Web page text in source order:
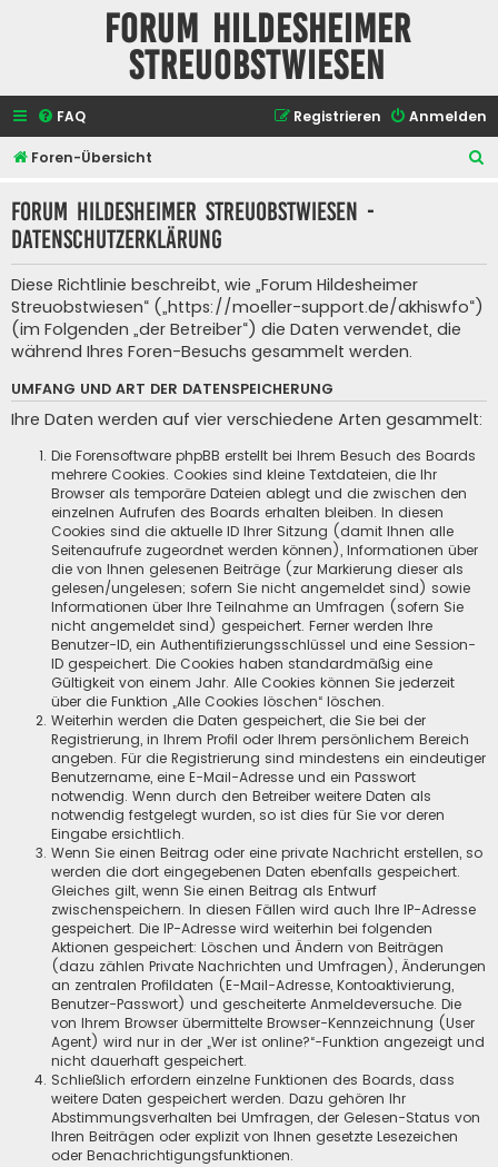
Forum Hildesheimer
Streuobstwiesen
FAQ Anmelden
Registrieren
Foren-Übersicht
Forum Hildesheimer Streuobstwiesen -
Datenschutzerklärung
Diese Richtlinie beschreibt, wie „Forum Hildesheimer
Streuobstwiesen“ („https://moeller-support.de/akhiswfo“)
(im Folgenden „der Betreiber“) die Daten verwendet, die
während Ihres Foren-Besuchs gesammelt werden.
UMFANG UND ART DER DATENSPEICHERUNG
Ihre Daten werden auf vier verschiedene Arten gesammelt:
Die Forensoftware phpBB erstellt bei Ihrem Besuch des Boards
mehrere Cookies. Cookies sind kleine Textdateien, die Ihr
Browser als temporäre Dateien ablegt und die zwischen den
einzelnen Aufrufen des Boards erhalten bleiben. In diesen
Cookies sind die aktuelle ID Ihrer Sitzung (damit Ihnen alle
Seitenaufrufe zugeordnet werden können), Informationen über
die von Ihnen gelesenen Beiträge (zur Markierung dieser als
gelesen/ungelesen; sofern Sie nicht angemeldet sind) sowie
Informationen über Ihre Teilnahme an Umfragen (sofern Sie
nicht angemeldet sind) gespeichert. Ferner werden Ihre
Benutzer-ID, ein Authentifizierungsschlüssel und eine Session-
ID gespeichert. Die Cookies haben standardmäßig eine
Gültigkeit von einem Jahr. Alle Cookies können Sie jederzeit
über die Funktion „Alle Cookies löschen“ löschen.
Weiterhin werden die Daten gespeichert, die Sie bei der
Registrierung, in Ihrem Profil oder Ihrem persönlichem Bereich
angeben. Für die Registrierung sind mindestens ein eindeutiger
Benutzername, eine E-Mail-Adresse und ein Passwort
notwendig. Wenn durch den Betreiber weitere Daten als
notwendig festgelegt wurden, so ist dies für Sie vor deren
Eingabe ersichtlich.
Wenn Sie einen Beitrag oder eine private Nachricht erstellen, so
werden die dort eingegebenen Daten ebenfalls gespeichert.
Gleiches gilt, wenn Sie einen Beitrag als Entwurf
zwischenspeichern. In diesen Fällen wird auch Ihre IP-Adresse
gespeichert. Die IP-Adresse wird weiterhin bei folgenden
Aktionen gespeichert: Löschen und Ändern von Beiträgen
(dazu zählen Private Nachrichten und Umfragen), Änderungen
an zentralen Profildaten (E-Mail-Adresse, Kontoaktivierung,
Benutzer-Passwort) und gescheiterte Anmeldeversuche. Die
von Ihrem Browser übermittelte Browser-Kennzeichnung (User
Agent) wird nur in der „Wer ist online?“-Funktion angezeigt und
nicht dauerhaft gespeichert.
Schließlich erfordern einzelne Funktionen des Boards, dass
weitere Daten gespeichert werden. Dazu gehören Ihr
Abstimmungsverhalten bei Umfragen, der Gelesen-Status von
Ihren Beiträgen oder explizit von Ihnen gesetzte Lesezeichen
oder Benachrichtigungsfunktionen.